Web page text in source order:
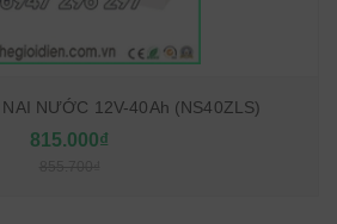
NƯỚC 12V-40Ah (NS40ZLS)
815.000₫